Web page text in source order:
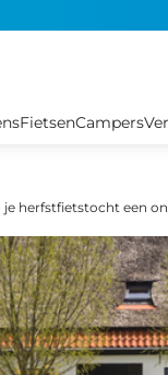
FietsenCampers
je herfstfietstocht een